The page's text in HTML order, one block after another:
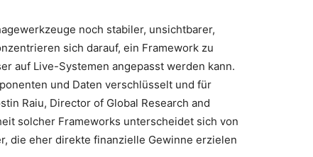
noch stabiler, unsichtbarer,
sich darauf, ein Framework zu
auf Live-Systemen angepasst werden kann.
und Daten verschlüsselt und für
Raiu, Director of Global Research and
solcher Frameworks unterscheidet sich von
die eher direkte finanzielle Gewinne erzielen